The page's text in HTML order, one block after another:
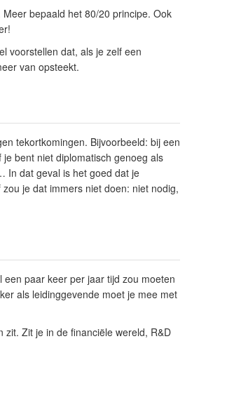
bepaald het 80/20 principe. Ook
voorstellen dat, als je zelfeen
van opsteekt.
tekortkomingen. Bijvoorbeeld: bij een
je bent niet diplomatisch genoeg als
dat geval is het goed dat je
je dat immers niet doen: niet nodig,
paar keer per jaar tijd zou moeten
als leidinggevende moet je mee met
Zit je in de financiële wereld, R&D